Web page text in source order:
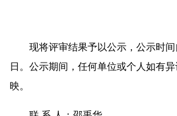
现将评审结果予以公示，公示时
日。公示期间，任何单位或个人如有
映。